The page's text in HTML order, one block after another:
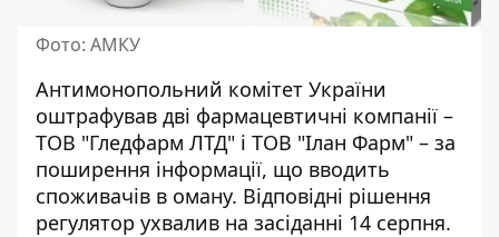
Фото: АМКУ
Антимонопольний комітет України
оштрафував дві фармацевтичні компанії –
ТОВ "Гледфарм ЛТД" і ТОВ "Ілан Фарм" – за
поширення інформації, що вводить
споживачів в оману. Відповідні рішення
регулятор ухвалив на засіданні 14 серпня.